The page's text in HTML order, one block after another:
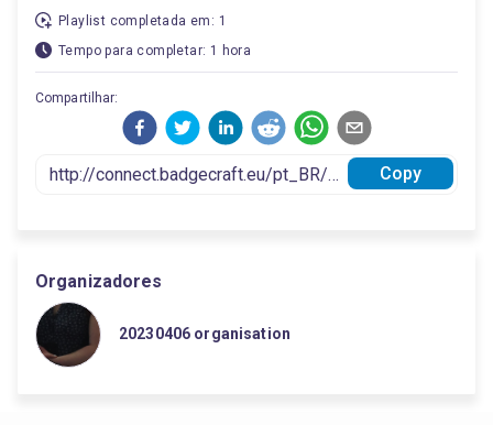
Playlist completada em: 1
Tempo para completar: 1 hora
Compartilhar:
Copy
Organizadores
20230406 organisation